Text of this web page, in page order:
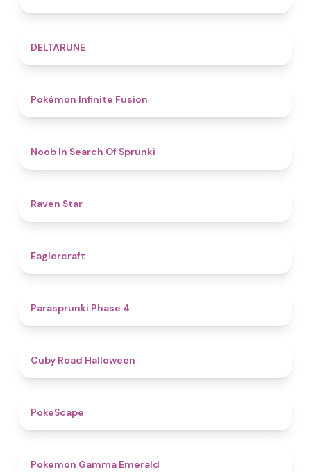
DELTARUNE
Pokémon Infinite Fusion
Noob In Search Of Sprunki
Raven Star
Eaglercraft
​Parasprunki Phase 4
Cuby Road Halloween
PokeScape
Pokemon Gamma Emerald